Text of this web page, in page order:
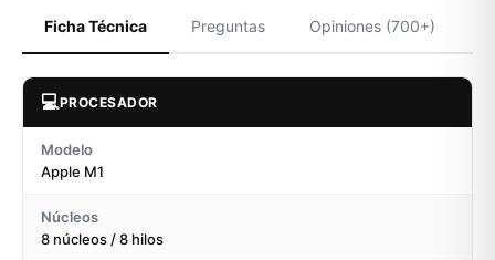
Ficha Técnica Preguntas Opiniones (700+)
💻PROCESADOR
Modelo
Apple M1
Núcleos
8 núcleos / 8 hilos